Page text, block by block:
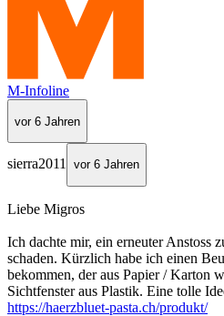
M-Infoline
vor 6 Jahren
sierra2011 vor 6 Jahren
Liebe Migros
Ich dachte mir, ein erneuter Anstoss
schaden. Kürzlich habe ich einen
bekommen, der aus Papier / Karton
Sichtfenster aus Plastik. Eine tolle
https://haerzbluet-pasta.ch/produkt/